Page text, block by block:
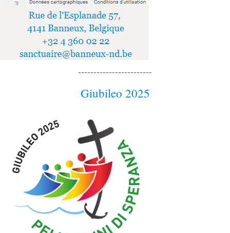
------------------------
Giubileo 2025